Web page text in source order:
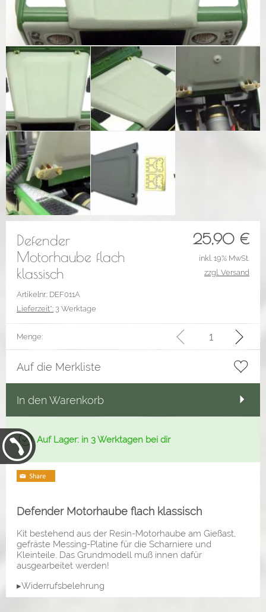
25,90 €
Defender
Motorhaube flach
klassisch
Artikelnr.: DEF011A
Lieferzeit*: 3 Werktage
inkl. 19% MwSt.
zzgl. Versand
Menge:
Auf die Merkliste
In den Warenkorb
Auf Lager: in 3 Werktagen bei dir
Defender Motorhaube flach klassisch
Kit bestehend aus der Resin-Motorhaube am Gießast,
gefräste Messing-Platine für die Scharniere und
Kleinteile. Das Grundmodell muß innen dafür
ausgearbeitet werden!
▸Widerrufsbelehrung